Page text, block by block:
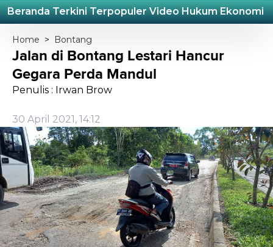
Beranda Terkini Terpopuler Video Hukum Ekonomi
Home > Bontang
Jalan di Bontang Lestari Hancur
Gegara Perda Mandul
Penulis : Irwan Brow
30 April 2021, 14:12